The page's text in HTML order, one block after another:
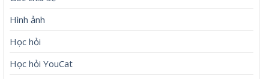
Hình ảnh
Học hỏi
Học hỏi YouCat